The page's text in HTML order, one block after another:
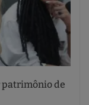
patrimônio de